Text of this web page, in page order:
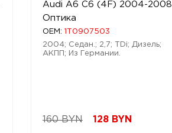
Audi A6 C6 (4F) 2004-2008
Оптика
OEM: 1T0907503
2004; Седан.; 2,7; TDi; Дизель;
АКПП; Из Германии.
160 BYN 128 BYN